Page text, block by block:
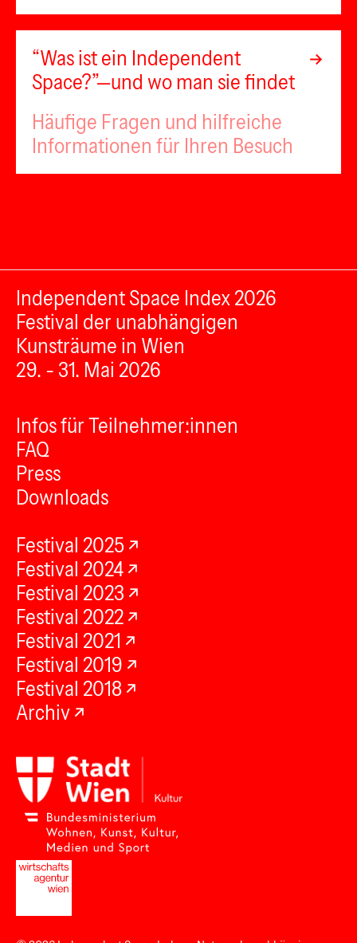
“Was ist ein Independent
Space?”—und wo man sie findet
Häufige Fragen und hilfreiche
Informationen für Ihren Besuch
Independent Space Index 2026
Festival der unabhängigen
Kunsträume in Wien
29. - 31. Mai 2026
Infos für Teilnehmer:innen
FAQ
Press
Downloads
Festival 2025
Festival 2024
Festival 2023
Festival 2022
Festival 2021
Festival 2019
Festival 2018
Archiv